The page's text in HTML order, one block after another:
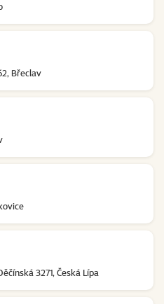
Břeclav
3271, Česká Lípa